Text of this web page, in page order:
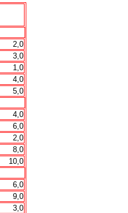
2,0
3,0
1,0
4,0
5,0
4,0
6,0
2,0
8,0
10,0
6,0
9,0
3,0